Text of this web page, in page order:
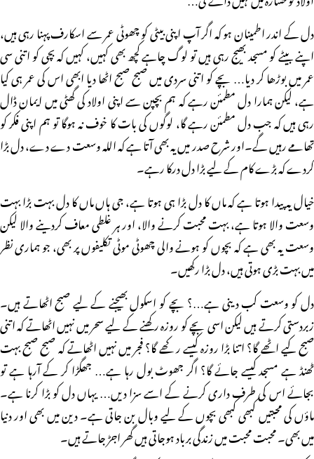
دل کے اندر اطمینان ہو کہ اگر آپ اپنی بیٹی کو چھوٹی عمر سے اسکارف پہنا رہی ہیں،
اپنے بیٹے کو مسجد بھیج رہی ہیں تو لوگ چاہے کچھ بھی کہیں، کہیں کہ بچی کو اتنی سی
عمر میں بوڑھا کر دیا… بچے کو اتنی سردی میں صبح صبح اٹھا دیا ابھی اس کی عمر ہی کیا
ہے، لیکن ہمارا دل مطمئن رہے کہ ہم بچپن سے اپنی اولاد کی گھٹی میں ایمان ڈال
رہی ہیں کہ جب دل مطمئن رہے گا، لوگوں کی بات کا خوف نہ ہوگا تو ہم اپنی فکر کو
تھامے رہیں گے۔اور شرح صدر میں یہ بھی آتا ہے کہ اللہ وسعت دے دے، دل بڑا
کردے کہ بڑے کام کے لیے بڑا دل درکا رہے۔
خیال یہ پیدا ہوتا ہے کہ ماں کا دل بڑا ہی ہوتا ہے، جی ہاں ماں کا دل بہت بڑا بہت
وسعت والا ہوتا ہے، بہت محبت کرنے والا، اور ہر غلطی معاف کردینے والا لیکن
وسعت یہ بھی ہے کہ بچوں کو ہونے والی چھوٹی موٹی تکلیفوں پر بھی، جو ہماری نظر
میں بہت بڑی ہوتی ہیں، دل بڑا رکھیں۔
دل کو وسعت کب دینی ہے…؟ بچے کو اسکول بھیجنے کے لیے صبح اٹھاتے ہیں۔
زبردستی کرتے ہیں لیکن اسی بچے کو روزہ رکھنے کے لیے سحر میں نہیں اٹھاتے کہ اتنی
صبح کیے اٹھے گا؟ اتنا بڑا روزہ کیسے رکھے گا؟ فجر میں نہیں اٹھاتے کہ صبح صبح بہت
ٹھنڈ ہے مسجد کیسے جائے گا؟ اگر جھوٹ بول رہا ہے… جھگڑا کر کے آرہا ہے تو
بجائے اس کی طرف داری کرنے کے اسے سزا دیں… یہاں دل کو بڑا کرنا ہے۔
ماؤں کی محبتیں کبھی کبھی بچوں کے لیے وبال بن جاتی ہے۔ دین میں بھی اور دنیا
میں بھی۔ محبت محبت میں زندگی برباد ہوجاتی ہیں گھر اجڑ جاتے ہیں۔